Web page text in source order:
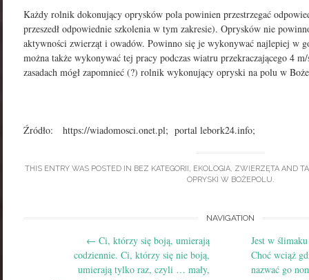
Każdy rolnik dokonujący oprysków pola powinien przestrzegać
przeszedł odpowiednie szkolenia w tym zakresie). Oprysków nie
aktywności zwierząt i owadów. Powinno się je wykonywać najlepiej w
można także wykonywać tej pracy podczas wiatru przekraczającego 4
zasadach mógł zapomnieć (?) rolnik wykonujący opryski na polu w
Źródło: https://wiadomosci.onet.pl; portal lebork24.info;
THIS ENTRY WAS POSTED IN BEZ KATEGORII EKOLOGIA ZWIERZĘTA AND
OPRYSKI W BOŻEPOLU
navigation
NAVIGATION
← Ci, którzy się boją, umierają
codziennie. Ci, którzy się nie boją,
umierają tylko raz, czyli … mały,
Jest w
Choć wciąż
nazwać go